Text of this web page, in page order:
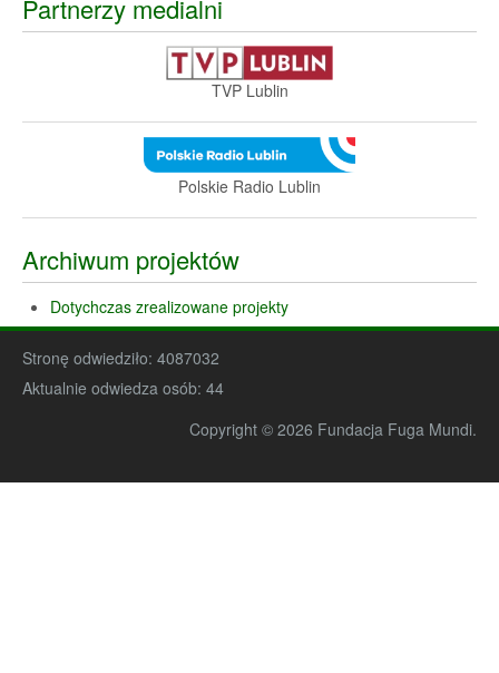
Partnerzy medialni
TVP Lublin
Polskie Radio Lublin
Archiwum projektów
Dotychczas zrealizowane projekty
Stronę odwiedziło: 4087032
Aktualnie odwiedza osób: 44
Copyright © 2026 Fundacja Fuga Mundi.